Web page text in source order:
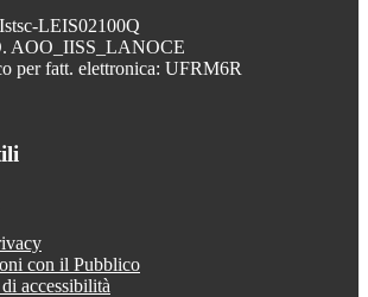
LEIS02100Q
AOO_IISS_LANOCE
per fatt. elettronica: UFRM6R
con il Pubblico
accessibilità